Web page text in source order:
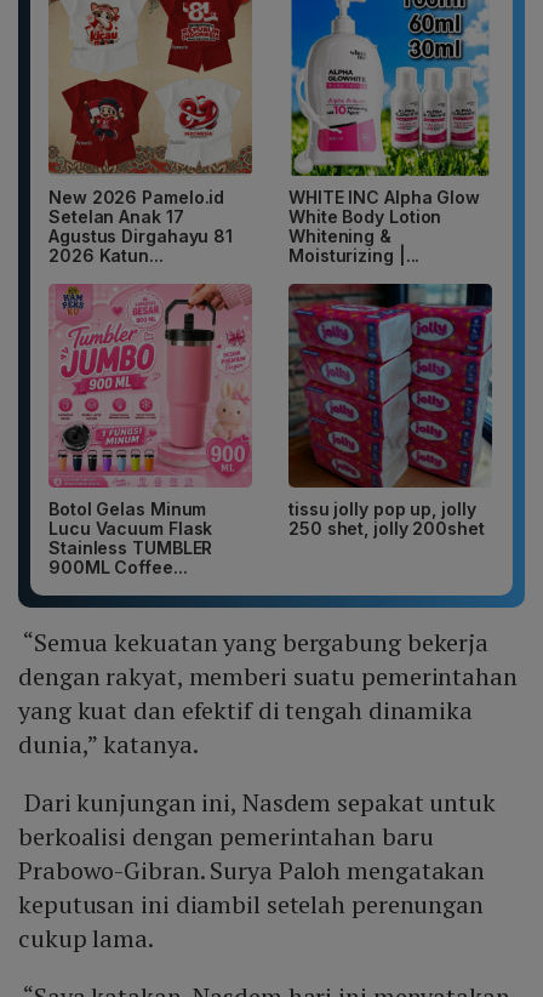
New 2026 Pamelo.id
Setelan Anak 17
Agustus Dirgahayu 81
2026 Katun...
WHITE INC Alpha Glow
White Body Lotion
Whitening &
Moisturizing |...
Botol Gelas Minum
Lucu Vacuum Flask
Stainless TUMBLER
900ML Coffee...
tissu jolly pop up, jolly
250 shet, jolly 200shet
“Semua kekuatan yang bergabung bekerja
dengan rakyat, memberi suatu pemerintahan
yang kuat dan efektif di tengah dinamika
dunia,” katanya.
Dari kunjungan ini, Nasdem sepakat untuk
berkoalisi dengan pemerintahan baru
Prabowo-Gibran. Surya Paloh mengatakan
keputusan ini diambil setelah perenungan
cukup lama.